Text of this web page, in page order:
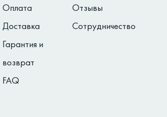
Оплата
Доставка
Гарантия и
возврат
FAQ
Отзывы
Сотрудничество